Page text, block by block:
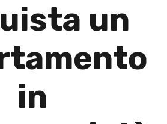
un
in